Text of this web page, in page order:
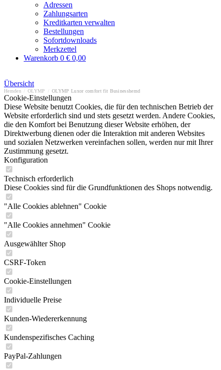
Adressen
Zahlungsarten
Kreditkarten verwalten
Bestellungen
Sofortdownloads
Merkzettel
Warenkorb 0 € 0,00
Übersicht
Hemden OLYMP OLYMP Luxor comfort fit Businesshemd
Cookie-Einstellungen
Diese Website benutzt Cookies, die für den technischen Betrieb der
Website erforderlich sind und stets gesetzt werden. Andere Cookies,
die den Komfort bei Benutzung dieser Website erhöhen, der
Direktwerbung dienen oder die Interaktion mit anderen Websites
und sozialen Netzwerken vereinfachen sollen, werden nur mit Ihrer
Zustimmung gesetzt.
Konfiguration
Technisch erforderlich
Diese Cookies sind für die Grundfunktionen des Shops notwendig.
"Alle Cookies ablehnen" Cookie
"Alle Cookies annehmen" Cookie
Ausgewählter Shop
CSRF-Token
Cookie-Einstellungen
Individuelle Preise
Kunden-Wiedererkennung
Kundenspezifisches Caching
PayPal-Zahlungen